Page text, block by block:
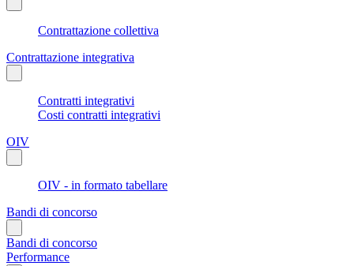
Contrattazione collettiva
Contrattazione integrativa
Contratti integrativi
Costi contratti integrativi
OIV
OIV - in formato tabellare
Bandi di concorso
Bandi di concorso
Performance